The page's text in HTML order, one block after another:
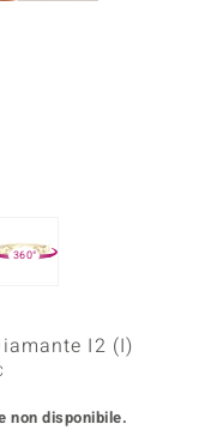
360°
I2 (I)
non disponibile.